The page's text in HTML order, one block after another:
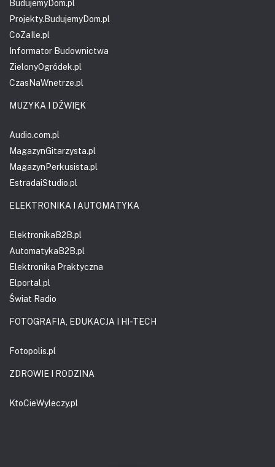
BudujemyDom.pl
Projekty.BudujemyDom.pl
CoZaIle.pl
Informator Budownictwa
ZielonyOgródek.pl
CzasNaWnetrze.pl
MUZYKA I DŹWIĘK
Audio.com.pl
MagazynGitarzysta.pl
MagazynPerkusista.pl
EstradaiStudio.pl
ELEKTRONIKA I AUTOMATYKA
ElektronikaB2B.pl
AutomatykaB2B.pl
Elektronika Praktyczna
Elportal.pl
Świat Radio
FOTOGRAFIA, EDUKACJA I HI-TECH
Fotopolis.pl
ZDROWIE I RODZINA
KtoCieWyleczy.pl